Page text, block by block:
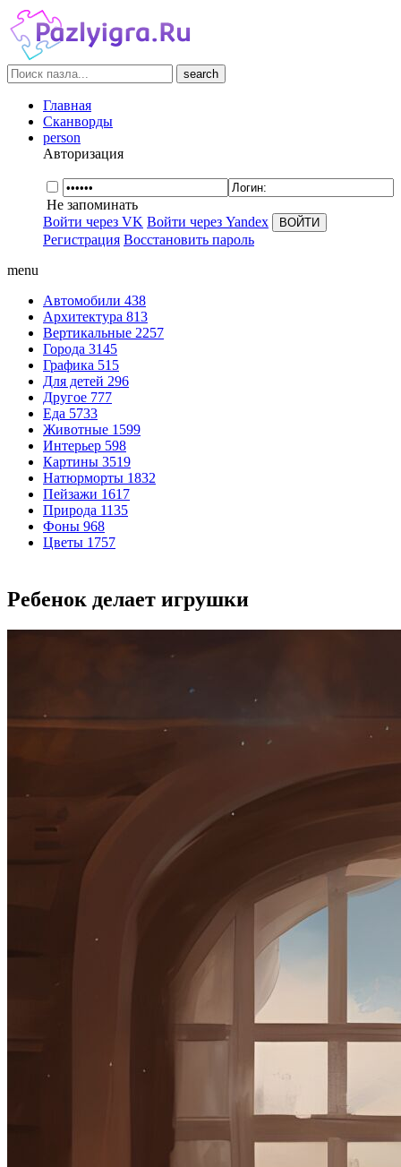
search
Главная
Сканворды
person
Авторизация
Не запоминать
Войти через VK Войти через Yandex
Регистрация Восстановить пароль
menu
Автомобили 438
Архитектура 813
Вертикальные 2257
Города 3145
Графика 515
Для детей 296
Другое 777
Еда 5733
Животные 1599
Интерьер 598
Картины 3519
Натюрморты 1832
Пейзажи 1617
Природа 1135
Фоны 968
Цветы 1757
Ребенок делает игрушки